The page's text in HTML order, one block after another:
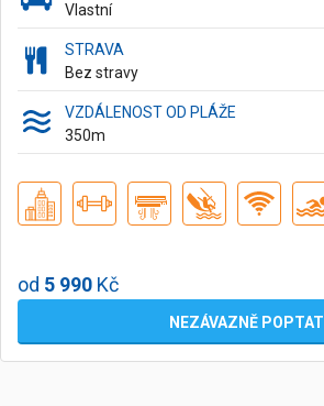
Vlastní
STRAVA
Bez stravy
VZDÁLENOST OD PLÁŽE
350m
od 5 990 Kč
NEZÁVAZNĚ POPTAT